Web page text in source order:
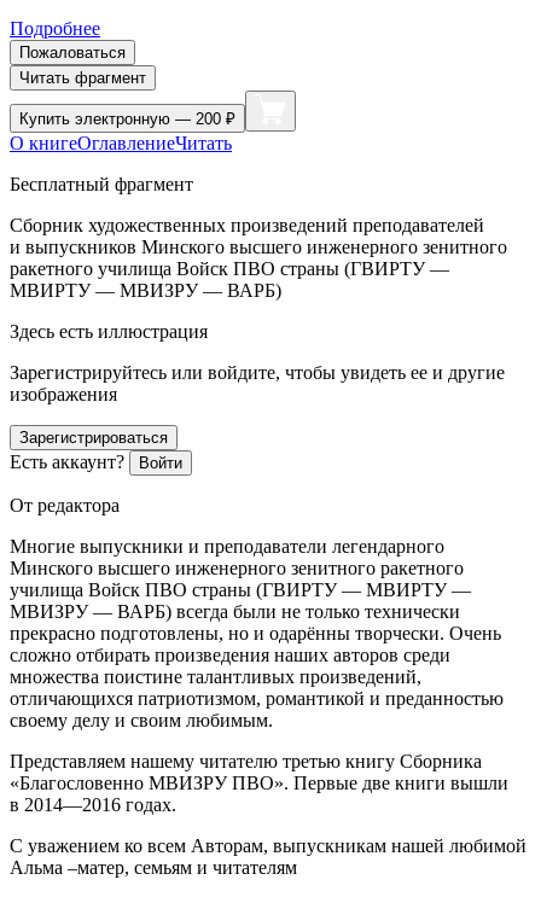
Подробнее
Пожаловаться
Читать фрагмент
Купить электронную — 200 ₽
О книгеОглавлениеЧитать
Бесплатный фрагмент
Сборник художественных произведений преподавателей
и выпускников Минского высшего инженерного зенитного
ракетного училища Войск ПВО страны (ГВИРТУ —
МВИРТУ — МВИЗРУ — ВАРБ)
Здесь есть иллюстрация
Зарегистрируйтесь или войдите, чтобы увидеть ее и другие
изображения
Зарегистрироваться
Есть аккаунт? Войти
От редактора
Многие выпускники и преподаватели легендарного
Минского высшего инженерного зенитного ракетного
училища Войск ПВО страны (ГВИРТУ — МВИРТУ —
МВИЗРУ — ВАРБ) всегда были не только технически
прекрасно подготовлены, но и одарённы творчески. Очень
сложно отбирать произведения наших авторов среди
множества поистине талантливых произведений,
отличающихся патриотизмом, романтикой и преданностью
своему делу и своим любимым.
Представляем нашему читателю третью книгу Сборника
«Благословенно МВИЗРУ ПВО». Первые две книги вышли
в 2014—2016 годах.
С уважением ко всем Авторам, выпускникам нашей любимой
Альма –матер, семьям и читателям